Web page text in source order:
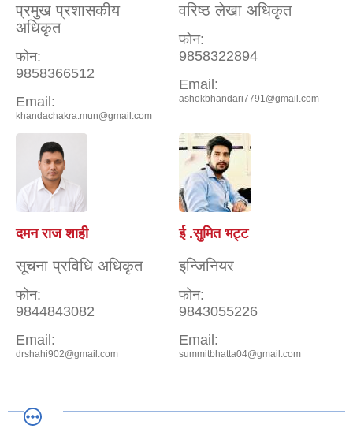
प्रमुख प्रशासकीय
अधिकृत
फोन:
9858366512
Email:
khandachakra.mun@gmail.com
वरिष्ठ लेखा अधिकृत
फोन:
9858322894
Email:
ashokbhandari7791@gmail.com
दमन राज शाही
सूचना प्रविधि अधिकृत
फोन:
9844843082
Email:
drshahi902@gmail.com
ई .सुमित भट्ट
इन्जिनियर
फोन:
9843055226
Email:
summitbhatta04@gmail.com